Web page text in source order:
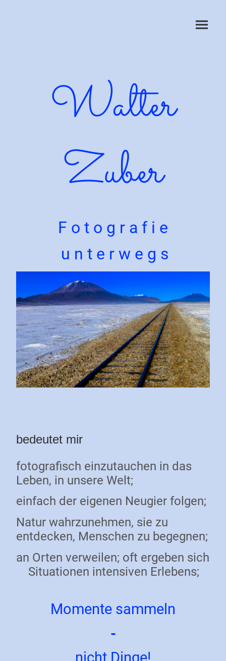
Walter
Zuber
F o t o g r a f i e
u n t e r w e g s
bedeutet mir
fotografisch einzutauchen in das
Leben, in unsere Welt;
einfach der eigenen Neugier folgen;
Natur wahrzunehmen, sie zu
entdecken, Menschen zu begegnen;
an Orten verweilen; oft ergeben sich
Situationen intensiven Erlebens;
Momente sammeln
-
nicht Dinge!